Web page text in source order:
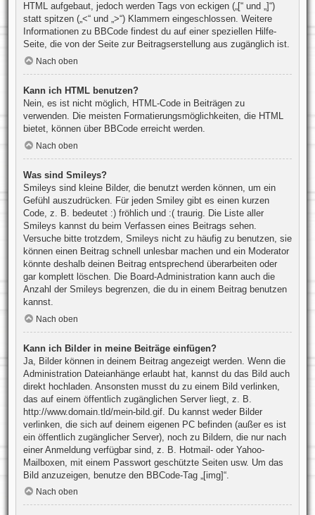
HTML aufgebaut, jedoch werden Tags von eckigen („[“ und „]“)
statt spitzen („<“ und „>“) Klammern eingeschlossen. Weitere
Informationen zu BBCode findest du auf einer speziellen Hilfe-
Seite, die von der Seite zur Beitragserstellung aus zugänglich ist.
Nach oben
Kann ich HTML benutzen?
Nein, es ist nicht möglich, HTML-Code in Beiträgen zu
verwenden. Die meisten Formatierungsmöglichkeiten, die HTML
bietet, können über BBCode erreicht werden.
Nach oben
Was sind Smileys?
Smileys sind kleine Bilder, die benutzt werden können, um ein
Gefühl auszudrücken. Für jeden Smiley gibt es einen kurzen
Code, z. B. bedeutet :) fröhlich und :( traurig. Die Liste aller
Smileys kannst du beim Verfassen eines Beitrags sehen.
Versuche bitte trotzdem, Smileys nicht zu häufig zu benutzen, sie
können einen Beitrag schnell unlesbar machen und ein Moderator
könnte deshalb deinen Beitrag entsprechend überarbeiten oder
gar komplett löschen. Die Board-Administration kann auch die
Anzahl der Smileys begrenzen, die du in einem Beitrag benutzen
kannst.
Nach oben
Kann ich Bilder in meine Beiträge einfügen?
Ja, Bilder können in deinem Beitrag angezeigt werden. Wenn die
Administration Dateianhänge erlaubt hat, kannst du das Bild auch
direkt hochladen. Ansonsten musst du zu einem Bild verlinken,
das auf einem öffentlich zugänglichen Server liegt, z. B.
http://www.domain.tld/mein-bild.gif. Du kannst weder Bilder
verlinken, die sich auf deinem eigenen PC befinden (außer es ist
ein öffentlich zugänglicher Server), noch zu Bildern, die nur nach
einer Anmeldung verfügbar sind, z. B. Hotmail- oder Yahoo-
Mailboxen, mit einem Passwort geschützte Seiten usw. Um das
Bild anzuzeigen, benutze den BBCode-Tag „[img]“.
Nach oben